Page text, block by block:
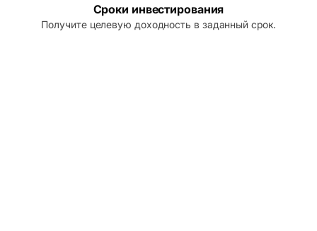
Сроки инвестирования
Получите целевую доходность в заданный срок.